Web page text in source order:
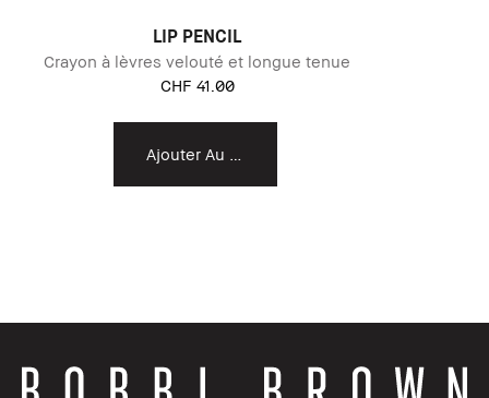
LIP PENCIL
Crayon à lèvres velouté et longue tenue
CHF 41.00